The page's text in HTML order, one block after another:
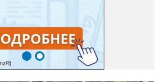
потерь!» Видимо надо, чтоб
строю. И теми, кто знает больше,
Баюн. Найди, воин, столб! Найди! Он
Баюн гасит пламя в груди. Ты —
Смотри! Ты увидишь! Смотри!
здесь. Он есть — пустота внутри, А ты
его ритм! Услышь! Он мир твой в